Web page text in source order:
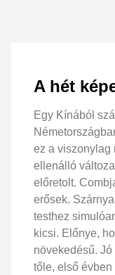
A hét
Egy Kínából
ez a viszonylag
ellenálló
előretolt.
erősek.
testhez
kicsi. Előnye,
növekedésű.
tőle, első évben